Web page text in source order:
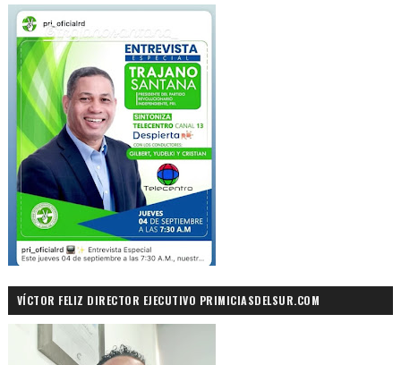
VÍCTOR FELIZ DIRECTOR EJECUTIVO PRIMICIASDELSUR.COM